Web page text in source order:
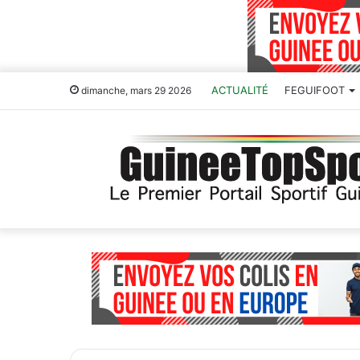
dimanche, mars 29 2026 ACTUALITÉ FEGUIFOOT